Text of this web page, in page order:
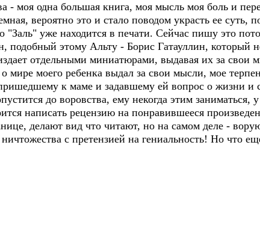
- моя одна большая книга, моя мысль моя боль и
вероятно это и стало поводом украсть ее суть,
"Заль" уже находится в печати. Сейчас пишу это
подобный этому Альту - Борис Гатауллин, который
отдельными миниатюрами, выдавая их за свои
мире моего ребенка выдал за свои мысли, мое
к маме и задавшему ей вопрос о жизни и
до воровства, ему некогда этим заниматься,
написать рецензию на понравившееся
делают вид что читают, но на самом деле -
с претензией на гениальность! Но что